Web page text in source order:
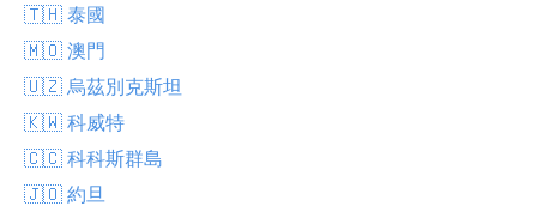
🇹🇭 泰國
🇲🇴 澳門
🇺🇿 烏茲別克斯坦
🇰🇼 科威特
🇨🇨 科科斯群島
🇯🇴 約旦